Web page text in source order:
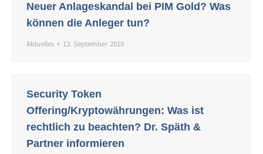
Neuer Anlageskandal bei PIM Gold? Was
können die Anleger tun?
Aktuelles 13. September 2019
Security Token
Offering/Kryptowährungen: Was ist
rechtlich zu beachten? Dr. Späth &
Partner informieren